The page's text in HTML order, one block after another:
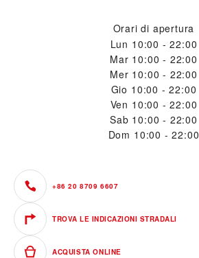
Orari di apertura
Lun 10:00 - 22:00
Mar 10:00 - 22:00
Mer 10:00 - 22:00
Gio 10:00 - 22:00
Ven 10:00 - 22:00
Sab 10:00 - 22:00
Dom 10:00 - 22:00
+86 20 8709 6607
TROVA LE INDICAZIONI STRADALI
ACQUISTA ONLINE